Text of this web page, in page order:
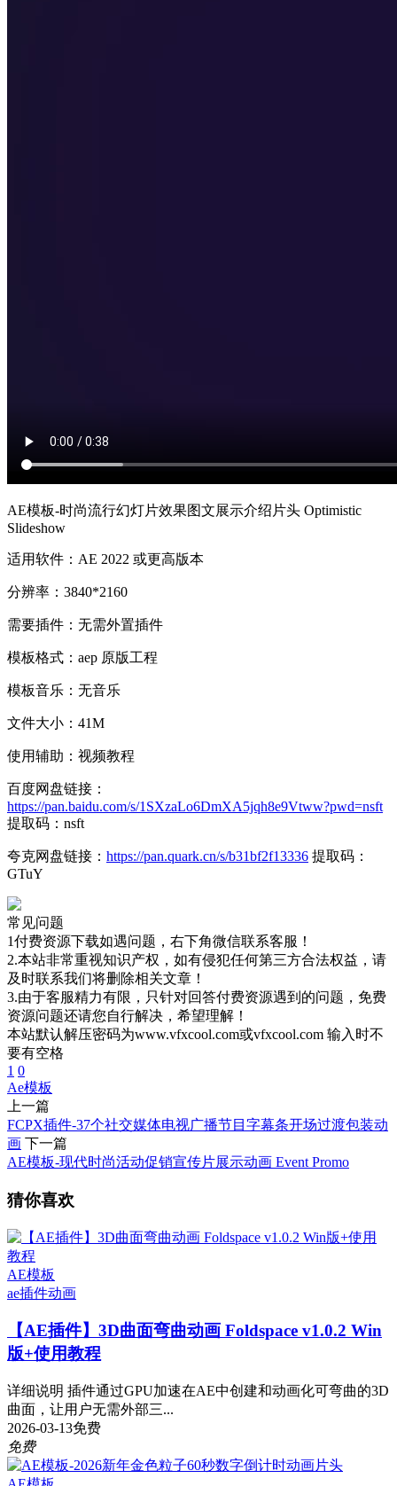
AE模板-时尚流行幻灯片效果图文展示介绍片头 Optimistic
Slideshow
适用软件：AE 2022 或更高版本
分辨率：3840*2160
需要插件：无需外置插件
模板格式：aep 原版工程
模板音乐：无音乐
文件大小：41M
使用辅助：视频教程
百度网盘链接：
https://pan.baidu.com/s/1SXzaLo6DmXA5jqh8e9Vtww?pwd=nsft
提取码：nsft
夸克网盘链接： https://pan.quark.cn/s/b31bf2f13336 提取码：
GTuY
常见问题
1付费资源下载如遇问题，右下角微信联系客服！
2.本站非常重视知识产权，如有侵犯任何第三方合法权益，请
及时联系我们将删除相关文章！
3.由于客服精力有限，只针对回答付费资源遇到的问题，免费
资源问题还请您自行解决，希望理解！
本站默认解压密码为www.vfxcool.com或vfxcool.com 输入时不
要有空格
1 0
Ae模板
上一篇
FCPX插件-37个社交媒体电视广播节目字幕条开场过渡包装动
画 下一篇
AE模板-现代时尚活动促销宣传片展示动画 Event Promo
猜你喜欢
AE模板
ae插件动画
【AE插件】3D曲面弯曲动画 Foldspace v1.0.2 Win
版+使用教程
详细说明 插件通过GPU加速在AE中创建和动画化可弯曲的3D
曲面，让用户无需外部三...
2026-03-13免费
免费